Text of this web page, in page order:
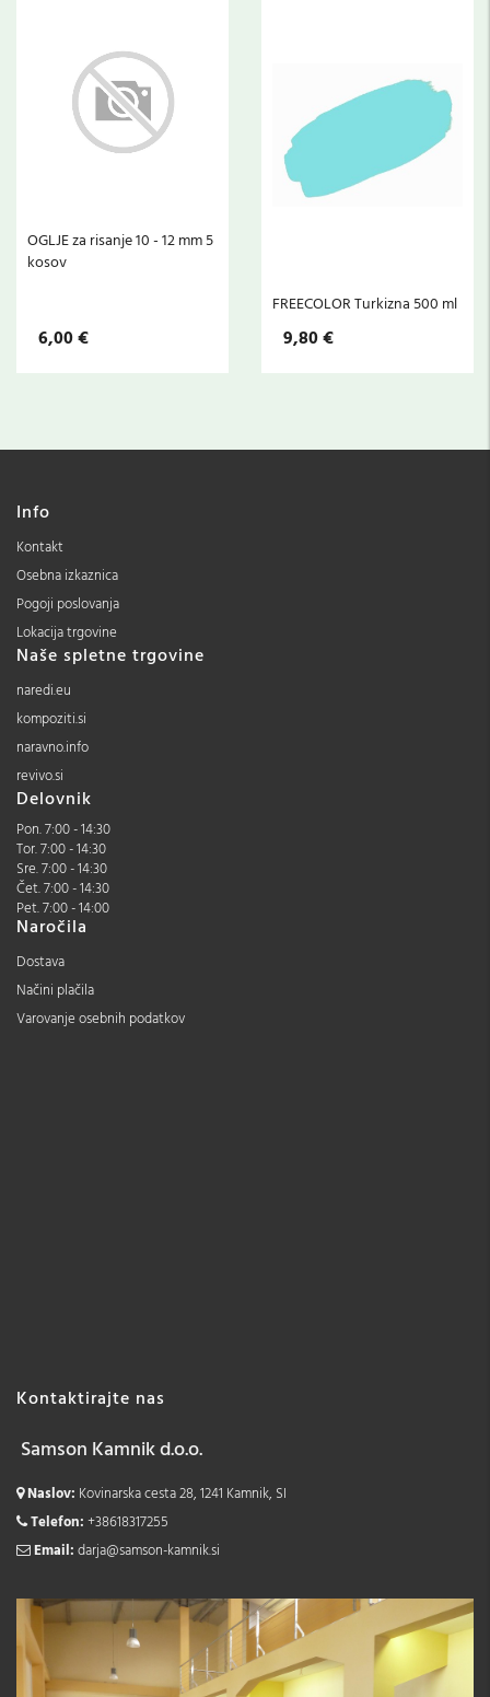
OGLJE za risanje 10 - 12 mm 5
kosov
6,00 €
FREECOLOR Turkizna 500 ml
9,80 €
Info
Kontakt
Osebna izkaznica
Pogoji poslovanja
Lokacija trgovine
Naše spletne trgovine
naredi.eu
kompoziti.si
naravno.info
revivo.si
Delovnik
Pon. 7:00 - 14:30
Tor. 7:00 - 14:30
Sre. 7:00 - 14:30
Čet. 7:00 - 14:30
Pet. 7:00 - 14:00
Naročila
Dostava
Načini plačila
Varovanje osebnih podatkov
Kontaktirajte nas
Samson Kamnik d.o.o.
Naslov: Kovinarska cesta 28, 1241 Kamnik, SI
Telefon:+38618317255
Email:darja@samson-kamnik.si